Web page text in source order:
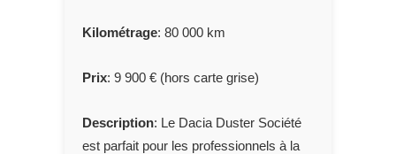
Kilométrage: 80 000 km
Prix: 9 900 € (hors carte grise)
Description: Le Dacia Duster Société
est parfait pour les professionnels à la